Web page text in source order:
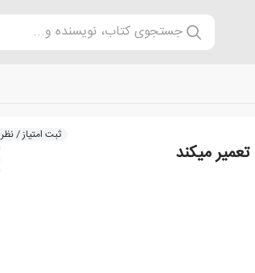
جستجوی کتاب، نویسنده و...
ثبت امتیاز / نظر
میکند